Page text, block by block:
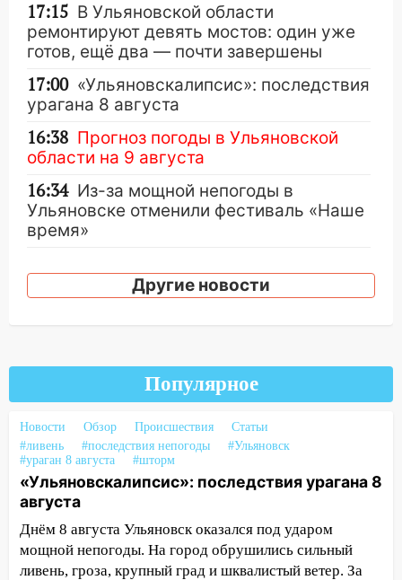
17:15 В Ульяновской области
ремонтируют девять мостов: один уже
готов, ещё два — почти завершены
17:00 «Ульяновскалипсис»: последствия
урагана 8 августа
16:38 Прогноз погоды в Ульяновской
области на 9 августа
16:34 Из-за мощной непогоды в
Ульяновске отменили фестиваль «Наше
время»
Ульяновской области намолотил более
100 тысяч тонн зерна
тысяч заявлений
15:04 Фоторепортаж с улиц Ульяновска
после шторма: поваленные деревья и
затопленные улицы
14:28 Ураган вырвал остановку на улице
Деева в Заволжье
14:26 Жители Ульяновска сами
пытаются расчистить ливнёвки, не
дождавшись коммунальщиков
Другие новости
Популярное
Новости Обзор Происшествия
Статьи
#ливень
#последствия непогоды
#Ульяновск
#ураган 8 августа
#шторм
«Ульяновскалипсис»: последствия урагана 8
августа
Днём 8 августа Ульяновск оказался под ударом
мощной непогоды. На город обрушились сильный
ливень, гроза, крупный град и шквалистый ветер. За